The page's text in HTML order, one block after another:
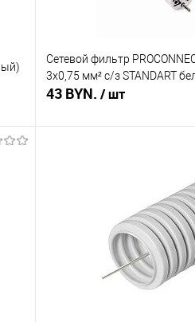
Сетевой фильтр
3х0,75 мм² с/з STANDART
43 BYN. / шт